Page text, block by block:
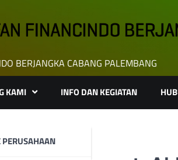
BERJANGKA CABANG PALEMBANG
KAMI
PERUSAHAAN
INFO DAN KEGIATAN